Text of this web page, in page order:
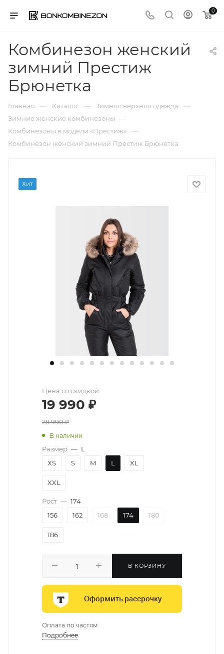
0
Комбинезон женский
зимний Престиж
Брюнетка
Главная — Каталог — Зимняя верхняя одежда —
Зимние женские комбинезоны —
Комбинезоны в модели «Престиж» —
Комбинезон женский зимний Престиж Брюнетка
Хит
Цена со скидкой
19 990 ₽
28 990₽
В наличии
Размер — L
XS
S M L XL
XXL
Рост — 174
156
162 168 174 180
186
В КОРЗИНУ
Оформить рассрочку
Оплата по частям
Подробнее